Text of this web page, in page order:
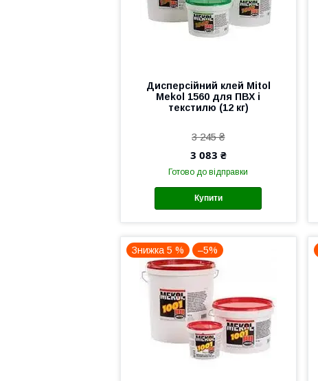
Дисперсійний клей Mitol
Mekol 1560 для ПВХ і
текстилю (12 кг)
3 245 ₴
3 083 ₴
Готово до відправки
Купити
Знижка 5 % –5%